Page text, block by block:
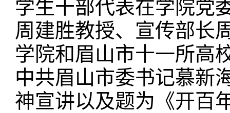
学生干部代表在学院党
周建胜教授、宣传部长
学院和眉山市十一所高
中共眉山市委书记慕新
神宣讲以及题为《开